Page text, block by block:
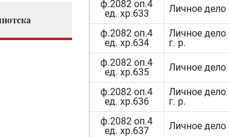
ф.2082 оп.4
ед. хр.633
Личное дело
ф.2082 оп.4
ед. хр.634
Личное дело
г. р.
ф.2082 оп.4
ед. хр.635
Личное дело
ф.2082 оп.4
ед. хр.636
Личное дело
г. р.
ф.2082 оп.4
ед. хр.637
Личное дело